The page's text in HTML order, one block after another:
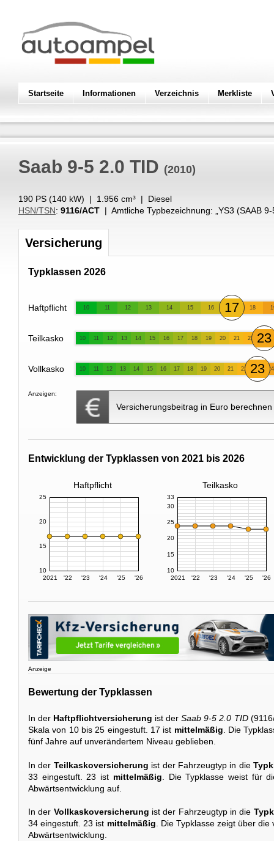
Startseite Informationen Verzeichnis Merkliste
Saab 9-5 2.0 TID (2010)
190 PS (140 kW) | 1.956 cm³ | Diesel
HSN/TSN: 9116/ACT | Amtliche Typbezeichnung: „ YS3 (SAAB
Versicherung
Typklassen 2026
Haftpflicht 10 11 12 13 14 15 16 17 18
Teilkasko 10 11 12 13 14 15 16 17 18 19 20 21 22 23
Vollkasko 10 11 12 13 14 15 16 17 18 19 20 21 22 23 24
Anzeigen:
Versicherungsbeitrag in Euro berechnen
Entwicklung der Typklassen von 2021 bis 2026
Haftpflicht Teilkasko
2021 '22 '23 '24 '25 '26
10
15
20
25
2021 '22 '23 '24 '25 '26
10
15
20
25
30
33
Anzeige
Bewertung der Typklassen
In der Haftpflichtversicherung ist derSaab 9-5 2.0 TID
Skala von 10 bis 25 eingestuft. 17 ist mittelmäßig . Die
fünf Jahre auf unverändertem Niveau geblieben.
In der Teilkaskoversicherung ist der Fahrzeugtyp in die
33 eingestuft. 23 ist mittelmäßig . Die Typklasse weist für
Abwärtsentwicklung auf.
In der Vollkaskoversicherung ist der Fahrzeugtyp in die
34 eingestuft. 23 ist mittelmäßig. Die Typklasse zeigt über
Abwärtsentwicklung.